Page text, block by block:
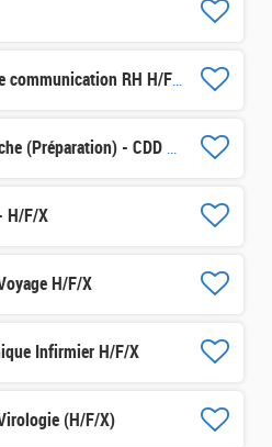
ALTERNANCE - Chargé de communication RH H/F/X
Aide technique de recherche (Préparation) - CDD 3 mois H/F/X
H/F/X
H/F/X
Infirmier H/F/X
(H/F/X)